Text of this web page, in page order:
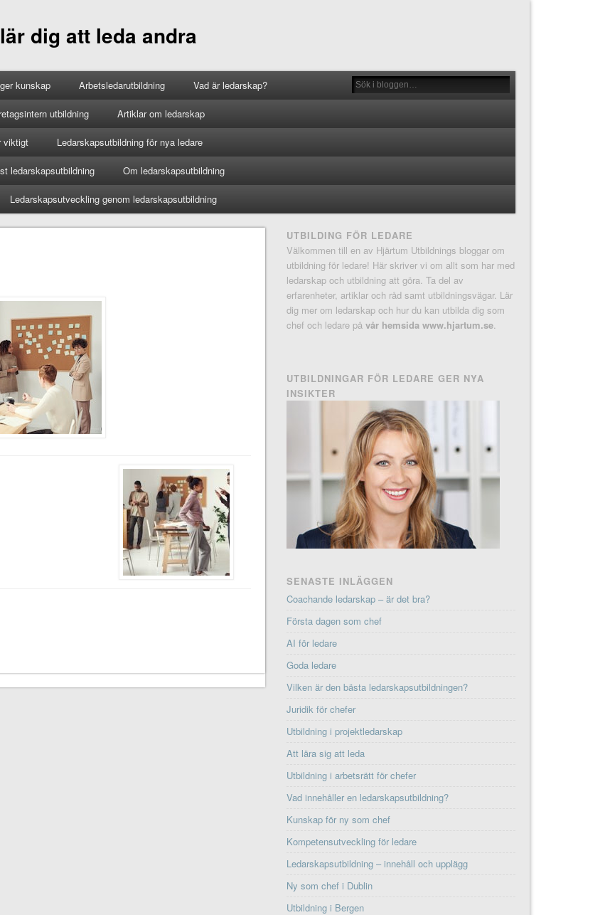
dig att leda andra
kunskap Arbetsledarutbildning Vad är ledarskap?
utbildning Artiklar om ledarskap
viktigt Ledarskapsutbildning för nya ledare
ledarskapsutbildning Om ledarskapsutbildning
Ledarskapsutveckling genom ledarskapsutbildning
UTBILDING FÖR LEDARE
Välkommen till en av Hjärtum Utbildnings bloggar om
utbildning för ledare! Här skriver vi om allt som har med
ledarskap och utbildning att göra. Ta del av
erfarenheter, artiklar och råd samt utbildningsvägar. Lär
dig mer om ledarskap och hur du kan utbilda dig som
chef och ledare påvår hemsida www.hjartum.se.
UTBILDNINGAR FÖR LEDARE GER NYA
INSIKTER
SENASTE INLÄGGEN
Coachande ledarskap – är det bra?
Första dagen som chef
AI för ledare
Goda ledare
Vilken är den bästa ledarskapsutbildningen?
Juridik för chefer
Utbildning i projektledarskap
Att lära sig att leda
Utbildning i arbetsrätt för chefer
Vad innehåller en ledarskapsutbildning?
Kunskap för ny som chef
Kompetensutveckling för ledare
Ledarskapsutbildning – innehåll och upplägg
Ny som chef i Dublin
Utbildning i Bergen